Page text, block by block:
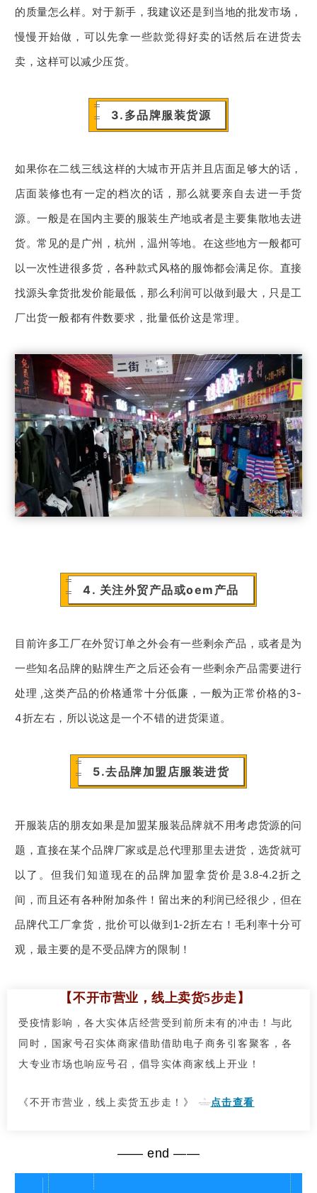
的质量怎么样。对于新手，我建议还是到当地的批发市场，
慢慢开始做，可以先拿一些款觉得好卖的话然后在进货去
卖，这样可以减少压货。
3.多品牌服装货源
如果你在二线三线这样的大城市开店并且店面足够大的话，
店面装修也有一定的档次的话，那么就要亲自去进一手货
源。一般是在国内主要的服装生产地或者是主要集散地去进
货。常见的是广州，杭州，温州等地。 在这些地方一般都可
以一次性进很多货，各种款式风格的服饰都会满足你。直接
找源头拿货批发价能最低，那么利润可以做到最大，只是工
厂出货一般都有件数要求，批量低价这是常理。
4. 关注外贸产品或oem产品
目前许多工厂在外贸订单之外会有一些剩余产品，或者是为
一些知名品牌的贴牌生产之后还会有一些剩余产品需要进行
处理 ,这类产品的价格通常十分低廉，一般为正常价格的3-
4折左右，所以说这是一个不错的进货渠道。
5.去品牌加盟店服装进货
开服装店的朋友如果是加盟某服装品牌就不用考虑货源的问
题，直接在某个品牌厂家或是总代理那里去进货，选货就可
以了。但我们知道现在的品牌加盟拿货价是3.8-4.2折之
间，而且还有各种附加条件！留出来的利润已经很少，但在
品牌代工厂拿货，批价可以做到1-2折左右！毛利率十分可
观，最主要的是不受品牌方的限制！
【不开市营业，线上卖货5步走】
受疫情影响，各大实体店经营受到前所未有的冲击！与此
同时，国家号召实体商家借助借助电子商务引客聚客，各
大专业市场也响应号召，倡导实体商家线上开业！
《 不开市营业，线上卖货五步走！ 》 点击查看
—— end ——